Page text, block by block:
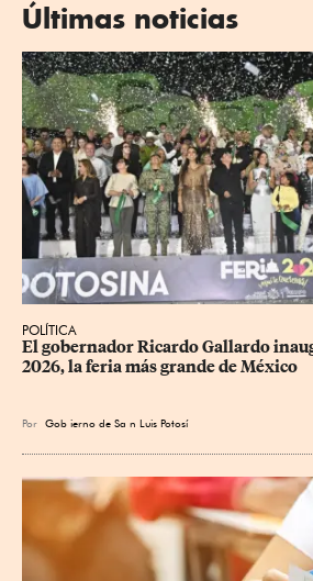
Últimas noticias
POLÍTICA
​El gobernador Ricardo Gallardo
2026, la feria más grande de México
Por Gob ierno de Sa n Luis Potosí